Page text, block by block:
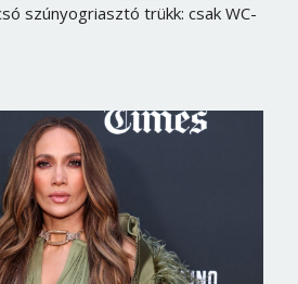
szúnyogriasztó trükk: csak WC-